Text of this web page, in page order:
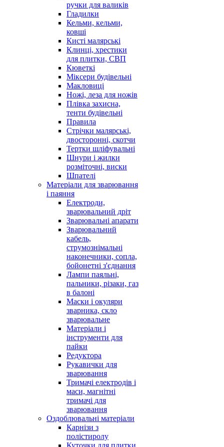
ручки для валиків
Гладилки
Кельми, кельми,
ковші
Кисті малярські
Клинці, хрестики
для плитки, СВП
Кюветкі
Міксери будівельні
Макловиці
Ножі, леза для ножів
Плівка захисна,
тенти будівельні
Правила
Стрічки малярські,
двосторонні, скотчи
Тертки шліфувальні
Шнури і жилки
розміточні, виски
Шпателі
Матеріали для зварювання
і паяння
Електроди,
зварювальний дріт
Зварювальні апарати
Зварювальний
кабель,
струмознімальні
наконечники, сопла,
бойонетні з'єднання
Лампи паяльні,
пальники, різаки, газ
в балоні
Маски і окуляри
зварника, скло
зварювальне
Матеріали і
інструменти для
пайки
Редуктора
Рукавички для
зварювання
Тримачі електродів і
маси, магнітні
тримачі для
зварювання
Оздоблювальні матеріали
Карнізи з
полістиролу
Куточки для плитки